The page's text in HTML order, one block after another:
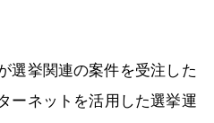
選挙関連の案件を受注した
ーネットを活用した選挙運